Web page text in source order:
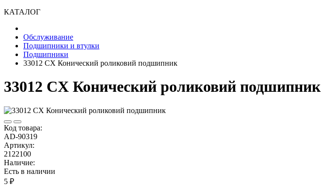
КАТАЛОГ
Обслуживание
Подшипники и втулки
Подшипники
33012 CX Конический роликовий подшипник
33012 CX Конический роликовий подшипник
Код товара:
AD-90319
Артикул:
2122100
Наличие:
Есть в наличии
5 ₽